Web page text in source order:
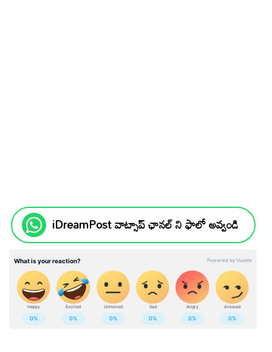
iDreamPost వాట్సాప్ ఛానల్ ని ఫాలో అవ్వండి